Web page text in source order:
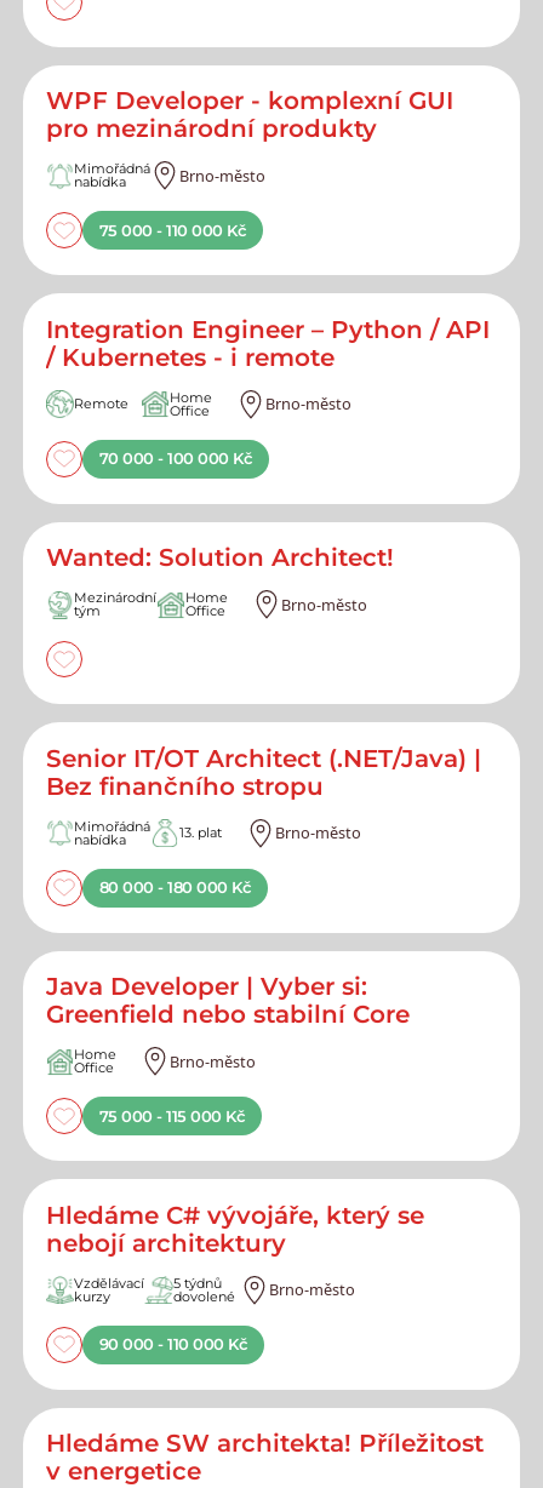
WPF Developer - komplexní GUI
pro mezinárodní produkty
Mimořádná
nabídka Brno-město
75 000 - 110 000 Kč
Integration Engineer – Python / API
/ Kubernetes - i remote
Remote Home
Office Brno-město
70 000 - 100 000 Kč
Wanted: Solution Architect!
Mezinárodní
tým
Home
Office Brno-město
Senior IT/OT Architect (.NET/Java) |
Bez finančního stropu
Mimořádná
nabídka 13. plat Brno-město
80 000 - 180 000 Kč
Java Developer | Vyber si:
Greenfield nebo stabilní Core
Home
Office Brno-město
75 000 - 115 000 Kč
Hledáme C# vývojáře, který se
nebojí architektury
Vzdělávací
kurzy
5 týdnů
dovolené Brno-město
90 000 - 110 000 Kč
Hledáme SW architekta! Příležitost
v energetice